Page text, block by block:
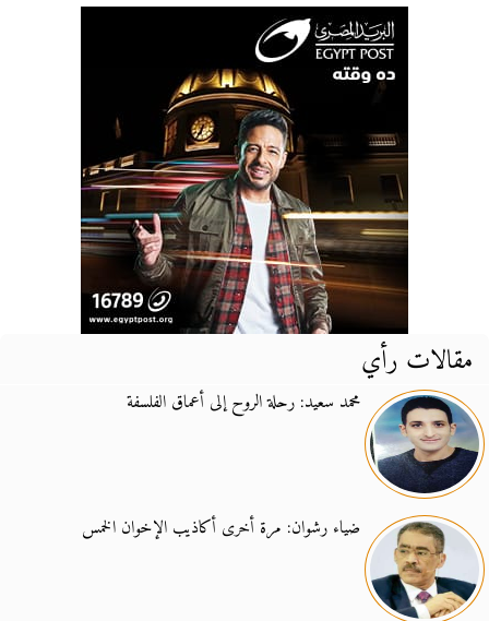
مقالات رأي
محمد سعيد: رحلة الروح إلى أعماق الفلسفة
ضياء رشوان: مرة أخرى أكاذيب الإخوان الخمس